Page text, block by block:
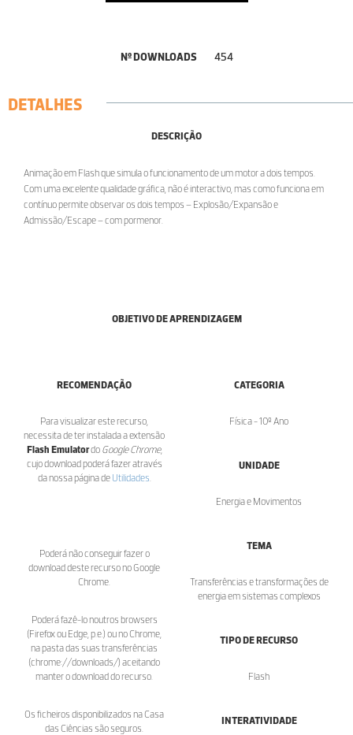
Nº DOWNLOADS 454
DETALHES
DESCRIÇÃO
Animação em Flash que simula o funcionamento de um motor a dois tempos.
Com uma excelente qualidade gráfica, não é interactivo, mas como funciona em
contínuo permite observar os dois tempos – Explosão/Expansão e
Admissão/Escape – com pormenor.
OBJETIVO DE APRENDIZAGEM
RECOMENDAÇÃO
Para visualizar este recurso,
necessita de ter instalada a extensão
Flash Emulatordo Google Chrome,
cujo download poderá fazer através
da nossa página de Utilidades
Poderá não conseguir fazer o
download deste recurso no Google
Chrome.
Poderá fazê-lo noutros browsers
(Firefox ou Edge, p.e.) ou no Chrome,
na pasta das suas transferências
(chrome://downloads/) aceitando
manter o download do recurso.
Os ficheiros disponibilizados na Casa
das Ciências são seguros.
CATEGORIA
Física - 10º Ano
UNIDADE
Energia e Movimentos
TEMA
Transferências e transformações de
energia em sistemas complexos
TIPO DE RECURSO
Flash
INTERATIVIDADE